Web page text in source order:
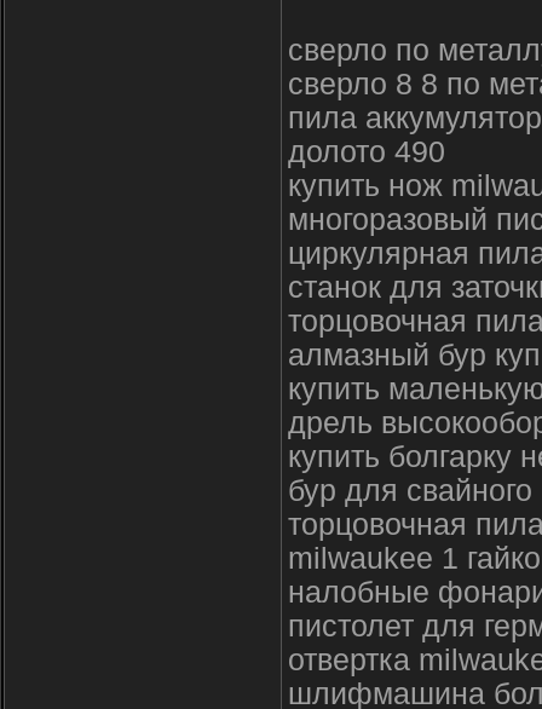
сверло по
сверло 8 8 по
пила
долото 490
купить нож
многоразовый
циркулярная
станок для
торцовочная
алмазный бур
купить
дрель
купить болгарку
бур для
торцовочная
milwaukee 1
налобные
пистолет для
отвертка
шлифмашина